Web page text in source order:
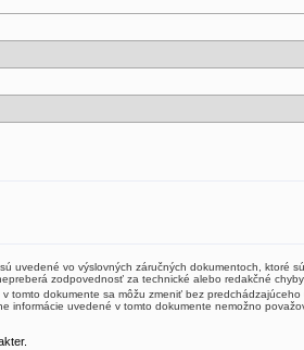
uvedené vo výslovných záručných dokumentoch, ktoré
zodpovednosť za technické alebo redakčné
dokumente sa môžu zmeniť bez
informácie uvedené v tomto dokumente nemožno